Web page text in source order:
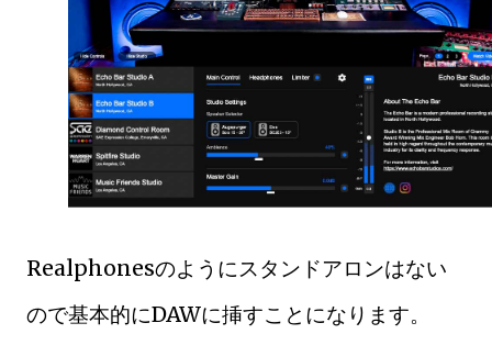
Realphonesのようにスタンドアロンはない
ので基本的にDAWに挿すことになります。